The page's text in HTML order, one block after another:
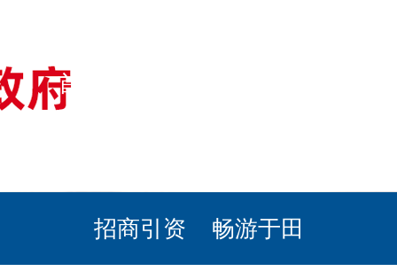
首页
招商引资 畅游于田